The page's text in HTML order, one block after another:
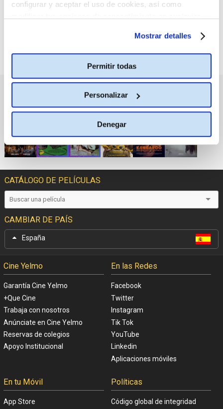
configurar y aceptar el uso de cookies, así como
Mostrar detalles
Permitir todas
Personalizar
Denegar
PRÓXIMOS ESTRENOS
CATÁLOGO DE PELÍCULAS
CAMBIAR DE PAÍS
España
Cine Yelmo
Garantía Cine Yelmo
+Que Cine
Trabaja con nosotros
Anúnciate en Cine Yelmo
Reservas de colegios
Apoyo Institucional
En las Redes
Facebook
Twitter
Instagram
Tik Tok
YouTube
Linkedin
Aplicaciones móviles
En tu Móvil
App Store
Políticas
Código global de integridad